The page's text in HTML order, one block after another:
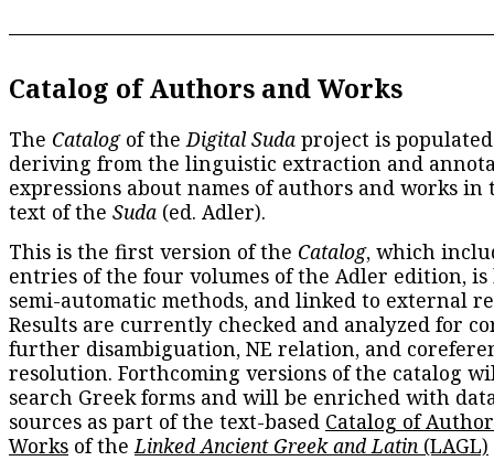
Catalog of Authors and Works
The Catalogof theDigital Suda project is
deriving from the linguistic extraction and
expressions about names of authors and works in
text of the Suda (ed. Adler).
This is the first version of the Catalog, which
entries of the four volumes of the Adler edition, is
semi-automatic methods, and linked to external
Results are currently checked and analyzed for
further disambiguation, NE relation, and
resolution. Forthcoming versions of the catalog
search Greek forms and will be enriched with
sources as part of the text-based Catalog of
Works of theLinked Ancient Greek and Latin (LAGL)